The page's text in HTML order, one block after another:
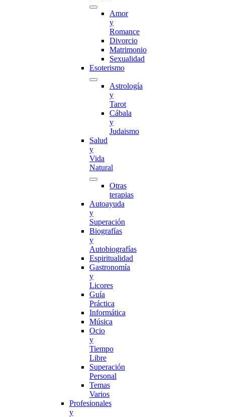
Amor
y
Romance
Divorcio
Matrimonio
Sexualidad
Esoterismo
Astrología
y
Tarot
Cábala
y
Judaismo
Salud
y
Vida
Natural
Otras
terapias
Autoayuda
y
Superación
Biografías
y
Autobiografías
Espiritualidad
Gastronomía
y
Licores
Guía
Práctica
Informática
Música
Ocio
y
Tiempo
Libre
Superación
Personal
Temas
Varios
Profesionales
y